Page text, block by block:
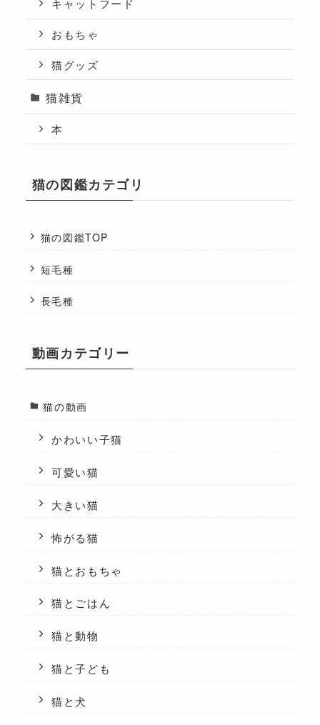
キャットフード
おもちゃ
猫グッズ
猫雑貨
本
猫の図鑑カテゴリ
猫の図鑑TOP
短毛種
長毛種
動画カテゴリー
猫の動画
かわいい子猫
可愛い猫
大きい猫
怖がる猫
猫とおもちゃ
猫とごはん
猫と動物
猫と子ども
猫と犬